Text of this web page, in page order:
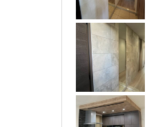
GW営業のご案内